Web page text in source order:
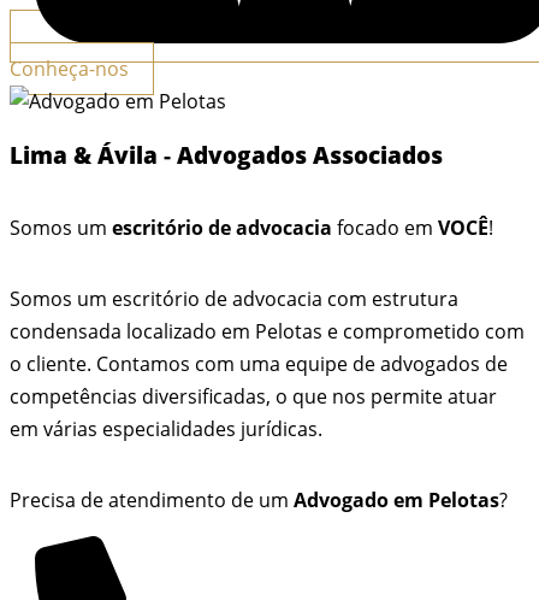
Conheça-nos
Lima & Ávila - Advogados Associados
Somos um escritório de advocacia focado em VOCÊ!
Somos um escritório de advocacia com estrutura
condensada localizado em Pelotas e comprometido com
o cliente. Contamos com uma equipe de advogados de
competências diversificadas, o que nos permite atuar
em várias especialidades jurídicas.
Precisa de atendimento de um Advogado em Pelotas?